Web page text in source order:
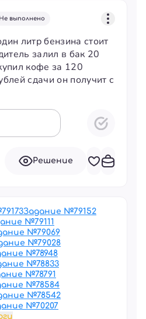
Не выполнено
литр бензина стоит
залил в бак 20
кофе за 120
сдачи он получит с
Решение
79173Задание №79152
№79111
№79069
№79028
№78948
№78833
№78791
№78584
№78542
№70207